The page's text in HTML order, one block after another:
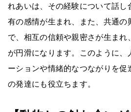
れあいは、その経験について話し
有の感情が生まれ、また、共通の
で、相互の信頼や親密さが生まれ
が円滑になります。このように、
ーションや情緒的なつながりを
の発達にも役立ちます。